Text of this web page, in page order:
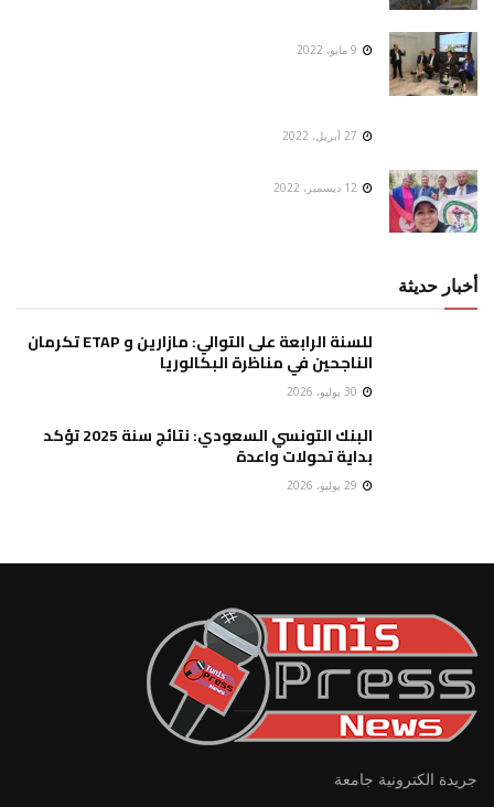
9 مايو، 2022
27 أبريل، 2022
12 ديسمبر، 2022
أخبار حديثة
للسنة الرابعة على التوالي: مازارين و ETAP تكرمان
الناجحين في مناظرة البكالوريا
30 يوليو، 2026
البنك التونسي السعودي: نتائج سنة 2025 تؤكد
بداية تحولات واعدة
29 يوليو، 2026
جريدة الكترونية جامعة